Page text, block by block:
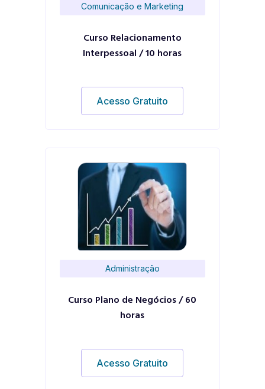
Comunicação e Marketing
Curso Relacionamento
Interpessoal / 10 horas
Acesso Gratuito
Administração
Curso Plano de Negócios / 60
horas
Acesso Gratuito